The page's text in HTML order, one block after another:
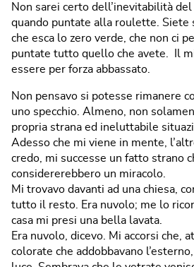
Non sarei certo dell’inevitabilità
quando puntate alla roulette. Siete
che esca lo zero verde, che non ci
puntate tutto quello che avete. Il
essere per forza abbassato.
Non pensavo si potesse rimanere
uno specchio. Almeno, non
propria strana ed ineluttabile
Adesso che mi viene in mente,
credo, mi successe un fatto strano
considererebbero un miracolo.
Mi trovavo davanti ad una chiesa,
tutto il resto. Era nuvolo; me lo
casa mi presi una bella lavata.
Era nuvolo, dicevo. Mi accorsi che,
colorate che addobbavano